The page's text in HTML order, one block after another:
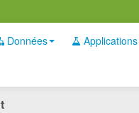
Données Applications